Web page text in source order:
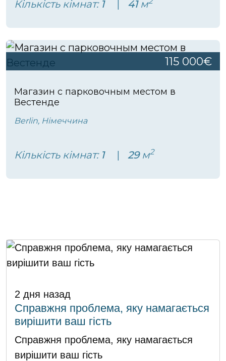
Кількість кімнат: 1 41м
115 000€
Магазин с парковочным местом в
Вестенде
Berlin, Німеччина
Кількість кімнат: 1 29м2
2 дня назад
Справжня проблема, яку намагається
вирішити ваш гість
Справжня проблема, яку намагається
вирішити ваш гість